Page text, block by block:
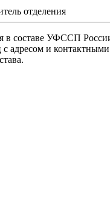
отделения
составе УФССП России
адресом и